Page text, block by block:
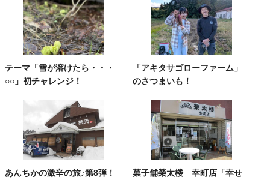
テーマ「雪が溶けたら・・・
○○」初チャレンジ！
「アキタサゴローファーム」
のさつまいも！
あんちかの激辛の旅♪第8弾！
菓子舗榮太楼 幸町店「幸せ